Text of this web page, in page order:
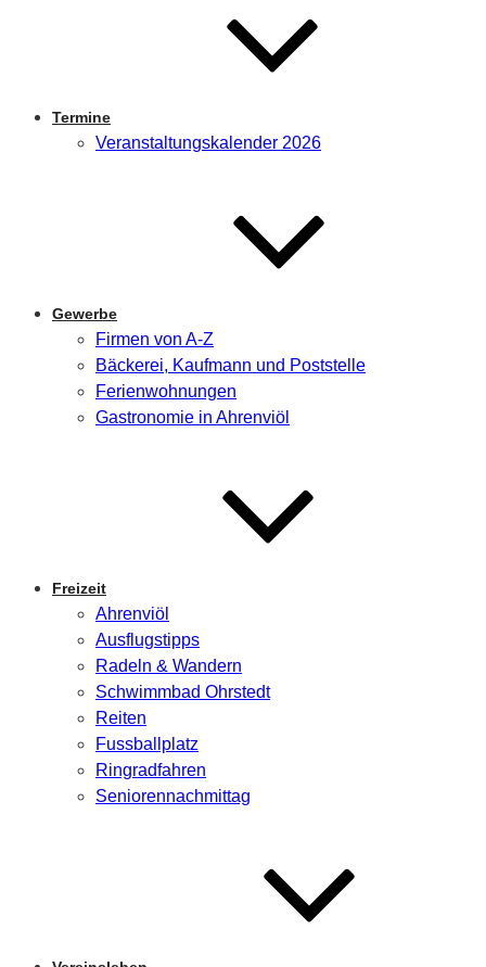
Termine
Veranstaltungskalender 2026
Gewerbe
Firmen von A-Z
Bäckerei, Kaufmann und Poststelle
Ferienwohnungen
Gastronomie in Ahrenviöl
Freizeit
Ahrenviöl
Ausflugstipps
Radeln & Wandern
Schwimmbad Ohrstedt
Reiten
Fussballplatz
Ringradfahren
Seniorennachmittag